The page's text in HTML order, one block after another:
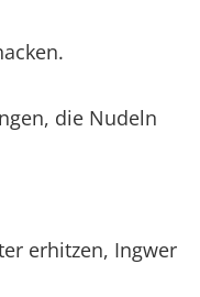
die Nudeln
erhitzen, Ingwer